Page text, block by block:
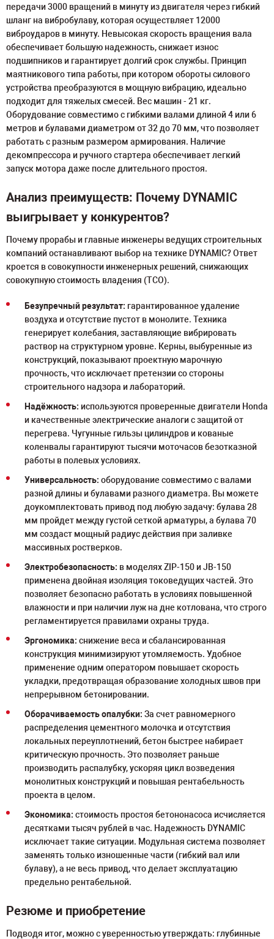
передачи 3000 вращений в минуту из двигателя через гибкий
шланг на вибробулаву, которая осуществляет 12000
виброударов в минуту. Невысокая скорость вращения вала
обеспечивает большую надежность, снижает износ
подшипников и гарантирует долгий срок службы. Принцип
маятникового типа работы, при котором обороты силового
устройства преобразуются в мощную вибрацию, идеально
подходит для тяжелых смесей. Вес машин - 21 кг.
Оборудование совместимо с гибкими валами длиной 4 или 6
метров и булавами диаметром от 32 до 70 мм, что позволяет
работать с разным размером армирования. Наличие
декомпрессора и ручного стартера обеспечивает легкий
запуск мотора даже после длительного простоя.
Анализ преимуществ: Почему DYNAMIC
выигрывает у конкурентов?
Почему прорабы и главные инженеры ведущих строительных
компаний останавливают выбор на технике DYNAMIC? Ответ
кроется в совокупности инженерных решений, снижающих
совокупную стоимость владения (TCO).
Безупречный результат: гарантированное удаление
воздуха и отсутствие пустот в монолите. Техника
генерирует колебания, заставляющие вибрировать
раствор на структурном уровне. Керны, выбуренные из
конструкций, показывают проектную марочную
прочность, что исключает претензии со стороны
строительного надзора и лабораторий.
Надёжность: используются проверенные двигатели Honda
и качественные электрические аналоги с защитой от
перегрева. Чугунные гильзы цилиндров и кованые
коленвалы гарантируют тысячи моточасов безотказной
работы в полевых условиях.
Универсальность: оборудование совместимо с валами
разной длины и булавами разного диаметра. Вы можете
доукомплектовать привод под любую задачу: булава 28
мм пройдет между густой сеткой арматуры, а булава 70
мм создаст мощный радиус действия при заливке
массивных ростверков.
Электробезопасность: в моделях ZIP-150 и JB-150
применена двойная изоляция токоведущих частей. Это
позволяет безопасно работать в условиях повышенной
влажности и при наличии луж на дне котлована, что строго
регламентируется правилами охраны труда.
Эргономика: снижение веса и сбалансированная
конструкция минимизируют утомляемость. Удобное
применение одним оператором повышает скорость
укладки, предотвращая образование холодных швов при
непрерывном бетонировании.
Оборачиваемость опалубки: За счет равномерного
распределения цементного молочка и отсутствия
локальных переуплотнений, бетон быстрее набирает
критическую прочность. Это позволяет раньше
производить распалубку, ускоряя цикл возведения
монолитных конструкций и повышая рентабельность
проекта в целом.
Экономика: стоимость простоя бетононасоса исчисляется
десятками тысяч рублей в час. Надежность DYNAMIC
исключает такие ситуации. Модульная система позволяет
заменять только изношенные части (гибкий вал или
булаву), а не весь привод, что делает эксплуатацию
предельно рентабельной.
Резюме и приобретение
Подводя итог, можно с уверенностью утверждать: глубинные